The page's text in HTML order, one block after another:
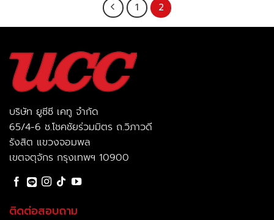
1 2
บริษัท ยูซีซี เคทู จำกัด
65/4-6 ช.โชคชัยร่วมมิตร ถ.วิภาวดี
รังสิต แขวงจอมพล
เขตจตุจักร กรุงเทพฯ 10900
ติดต่อสอบถาม